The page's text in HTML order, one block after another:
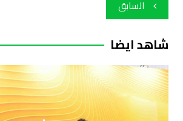
المقالات
السابق
شاهد ايضا